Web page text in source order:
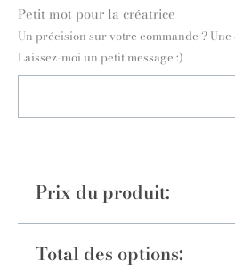
Petit mot pour la créatrice
Un précision sur votre commande ?
Laissez-moi un petit message :)
Prix du produit:
Total des options: